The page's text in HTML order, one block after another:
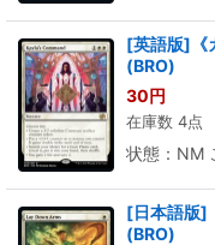
[英語版]《
(BRO)
30円
在庫数 4点
状態：NM
[日本語版]
(BRO)